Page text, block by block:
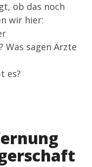
ob das noch
wir hier:
Was sagen Ärzte
es?